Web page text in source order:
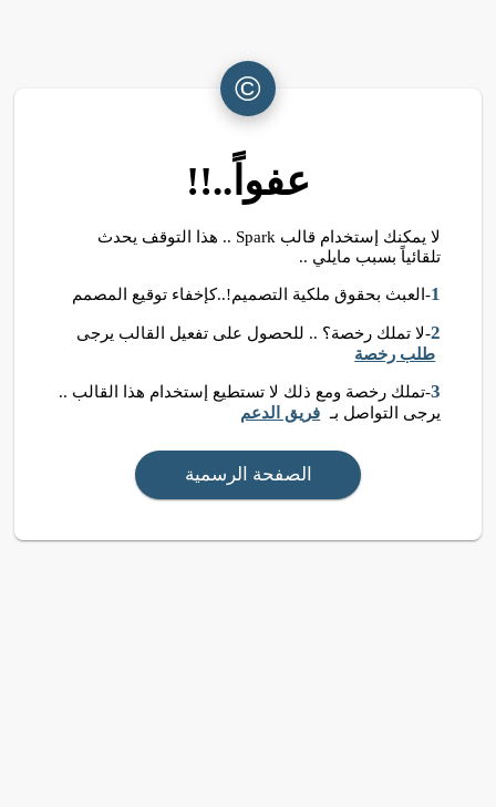
©
عفواً..!!
لا يمكنك إستخدام قالب Spark .. هذا التوقف يحدث
تلقائياً بسبب مايلي ..
1-العبث بحقوق ملكية التصميم!..كإخفاء توقيع المصمم
2-لا تملك رخصة؟ .. للحصول على تفعيل القالب يرجى
طلب رخصة
3-تملك رخصة ومع ذلك لا تستطيع إستخدام هذا القالب ..
يرجى التواصل بـ فريق الدعم
الصفحة الرسمية